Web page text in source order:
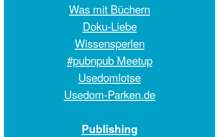
Was mit Büchern
Doku-Liebe
Wissensperlen
#pubnpub Meetup
Usedomlotse
Usedom-Parken.de
Publishing